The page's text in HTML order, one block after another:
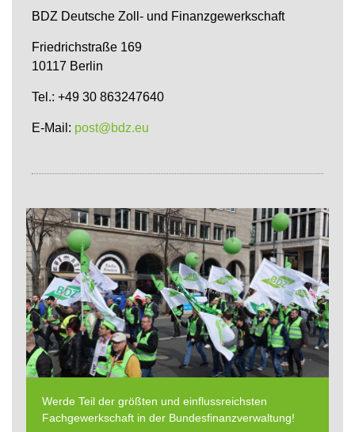
BDZ Deutsche Zoll- und Finanzgewerkschaft
Friedrichstraße 169
10117 Berlin
Tel.: +49 30 863247640
E-Mail: post@bdz.eu
Werde Teil der größten und einflussreichsten
Fachgewerkschaft in der Bundesfinanzverwaltung!